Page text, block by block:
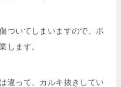
ついてしまいますので、ポ
します。
違って、カルキ抜きしてい